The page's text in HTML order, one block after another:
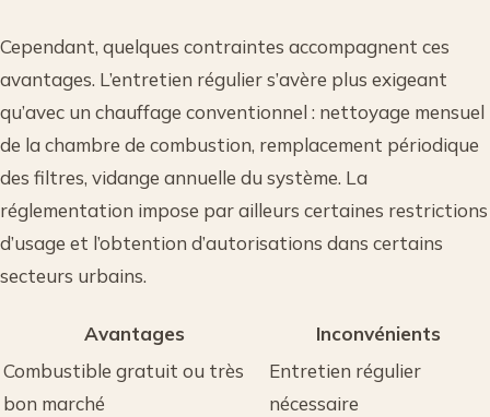
Cependant, quelques contraintes accompagnent ces
avantages. L’entretien régulier s’avère plus exigeant
qu’avec un chauffage conventionnel : nettoyage mensuel
de la chambre de combustion, remplacement périodique
des filtres, vidange annuelle du système. La
réglementation impose par ailleurs certaines restrictions
d’usage et l’obtention d’autorisations dans certains
secteurs urbains.
Avantages
Inconvénients
Combustible gratuit ou très
bon marché
Entretien régulier
nécessaire